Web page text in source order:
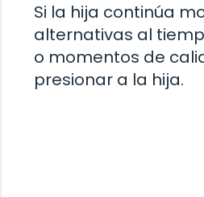
Si la hija continúa
alternativas al
o momentos de
presionar a la hija.